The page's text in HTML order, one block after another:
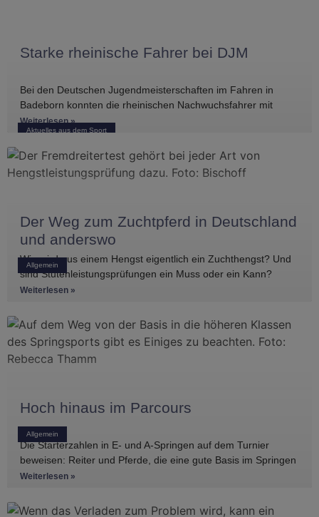
Aktuelles aus dem Sport
Starke rheinische Fahrer bei DJM
Bei den Deutschen Jugendmeisterschaften im Fahren in
Badeborn konnten die rheinischen Nachwuchsfahrer mit
mehreren vorderen Platzierungen überzeugen. Frederik
Koitka erreichte
Weiterlesen »
Allgemein
Der Weg zum Zuchtpferd in Deutschland
und anderswo
Wie wird aus einem Hengst eigentlich ein Zuchthengst? Und
sind Stutenleistungsprüfungen ein Muss oder ein Kann?
Einblicke in die Regelwerke
Weiterlesen »
Allgemein
Hoch hinaus im Parcours
Die Starterzahlen in E- und A-Springen auf dem Turnier
beweisen: Reiter und Pferde, die eine gute Basis im Springen
haben, gibt es
Weiterlesen »